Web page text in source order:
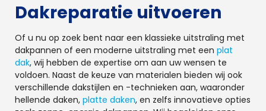
Dakreparatie uitvoeren
Of u nu op zoek bent naar een klassieke uitstraling met
dakpannen of een moderne uitstraling met een plat
dak, wij hebben de expertise om aan uw wensen te
voldoen. Naast de keuze van materialen bieden wij ook
verschillende dakstijlen en -technieken aan, waaronder
hellende daken, platte daken, en zelfs innovatieve opties